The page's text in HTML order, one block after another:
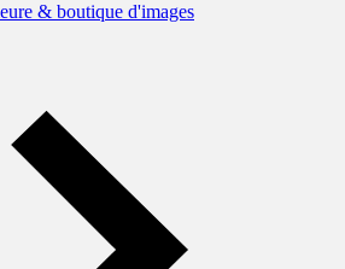
& boutique d'images